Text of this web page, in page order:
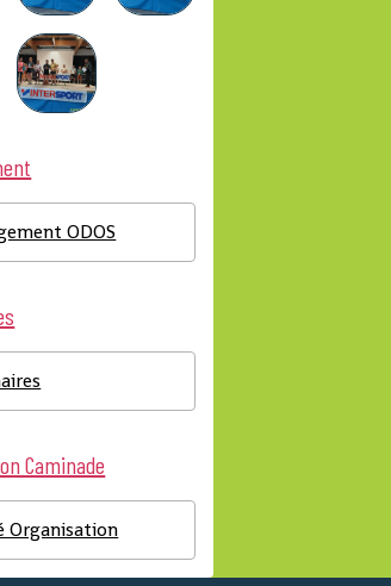
ODOS
Caminade
Organisation